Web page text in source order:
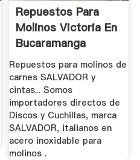
Repuestos Para
Molinos Victoria En
Bucaramanga
Repuestos para molinos de
carnes SALVADOR y
cintas... Somos
importadores directos de
Discos y Cuchillas, marca
SALVADOR, italianos en
acero inoxidable para
molinos .